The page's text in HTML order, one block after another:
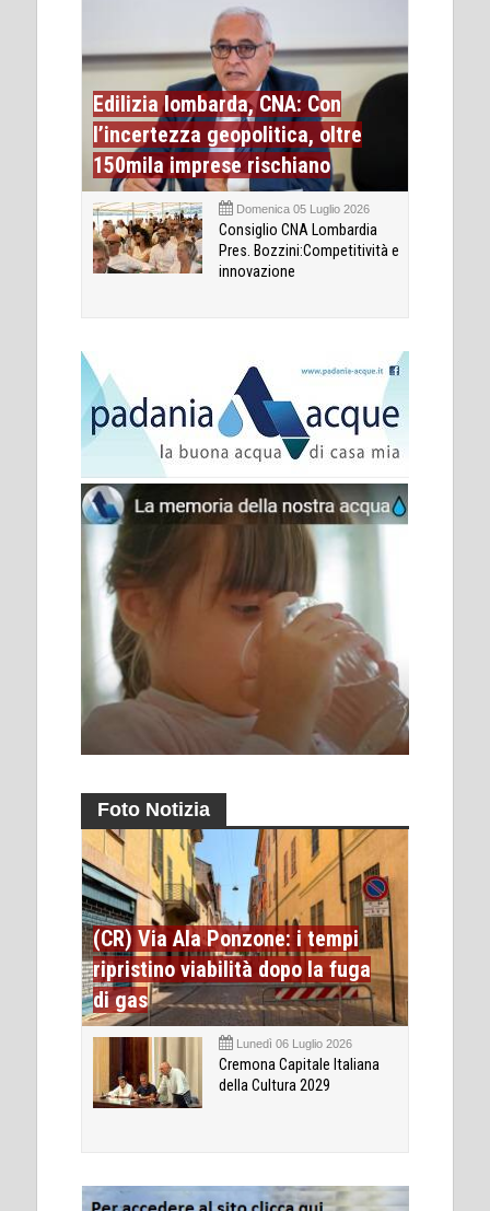
Edilizia lombarda, CNA: Con
l’incertezza geopolitica, oltre
150mila imprese rischiano
Domenica 05 Luglio 2026
Consiglio CNA Lombardia
Pres. Bozzini:Competitività e
innovazione
Foto Notizia
(CR) Via Ala Ponzone: i tempi
ripristino viabilità dopo la fuga
di gas
Lunedì 06 Luglio 2026
Cremona Capitale Italiana
della Cultura 2029